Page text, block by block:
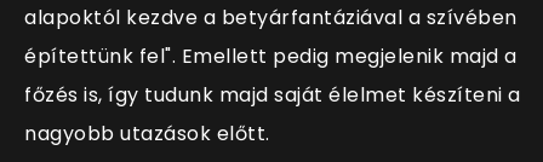
alapoktól kezdve a betyárfantáziával a szívében
építettünk fel". Emellett pedig megjelenik majd a
főzés is, így tudunk majd saját élelmet készíteni a
nagyobb utazások előtt.